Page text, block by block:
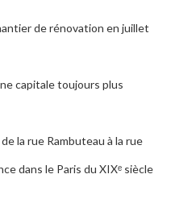
de rénovation en juillet
capitale toujours plus
la rue Rambuteau à la rue
dans le Paris du XIXᵉ siècle